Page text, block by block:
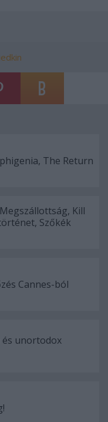
The Return
Kill
Szőkék
Cannes-ból
és unortodox